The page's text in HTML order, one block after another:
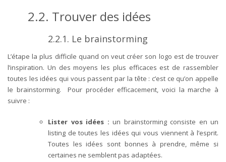
2.2. Trouver des idées
2.2.1. Le brainstorming
L’étape la plus difficile quand on veut créer son logo est de trouver
l’inspiration. Un des moyens les plus efficaces est de rassembler
toutes les idées qui vous passent par la tête : c’est ce qu’on appelle
le brainstorming. Pour procéder efficacement, voici la marche à
suivre :
Lister vos idées : un brainstorming consiste en un
listing de toutes les idées qui vous viennent à l’esprit.
Toutes les idées sont bonnes à prendre, même si
certaines ne semblent pas adaptées.